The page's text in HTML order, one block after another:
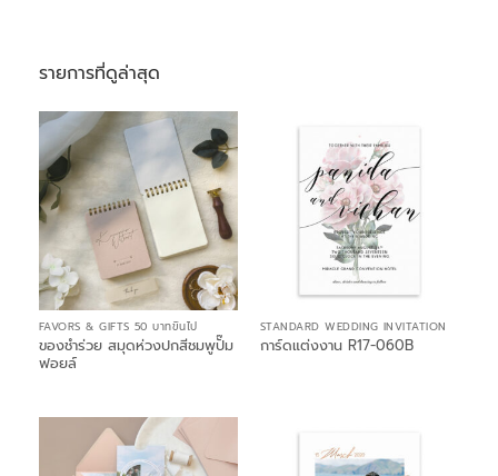
รายการที่ดูล่าสุด
FAVORS & GIFTS 50 บาทขึ้นไป
ของชำร่วย สมุดห่วงปกสีชมพูปั๊ม
ฟอยล์
STANDARD WEDDING INVITATION
การ์ดแต่งงาน R17-060B